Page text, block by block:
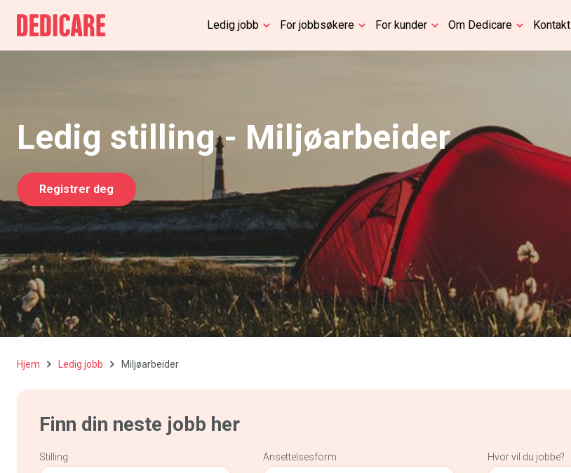
Ledig jobb For jobbsøkere For kunder Om Dedicare Kontakt
Ledig stilling - Miljøarbeider
Registrer deg
Hjem Ledig jobb Miljøarbeider
Finn din neste jobb her
Stilling Ansettelsesform Hvor vil du jobbe?